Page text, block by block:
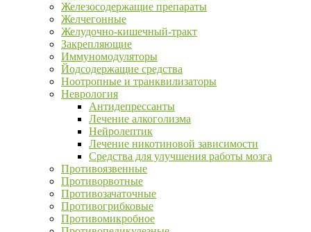
Железосодержащие препараты
Желчегонные
Желудочно-кишечный-тракт
Закрепляющие
Иммуномодуляторы
Йодсодержащие средства
Ноотропные и транквилизаторы
Неврология
Антидепрессанты
Лечение алкоголизма
Нейролептик
Лечение никотиновой зависимости
Средства для улучшения работы мозга
Противоязвенные
Противорвотные
Противозачаточные
Противогрибковые
Противомикробное